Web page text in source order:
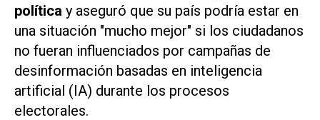
política y aseguró que su país podría estar en
una situación "mucho mejor" si los ciudadanos
no fueran influenciados por campañas de
desinformación basadas en inteligencia
artificial (IA) durante los procesos
electorales.